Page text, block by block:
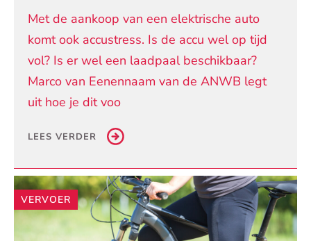
Met de aankoop van een elektrische auto
komt ook accustress. Is de accu wel op tijd
vol? Is er wel een laadpaal beschikbaar?
Marco van Eenennaam van de ANWB legt
uit hoe je dit voo
LEES VERDER
VERVOER